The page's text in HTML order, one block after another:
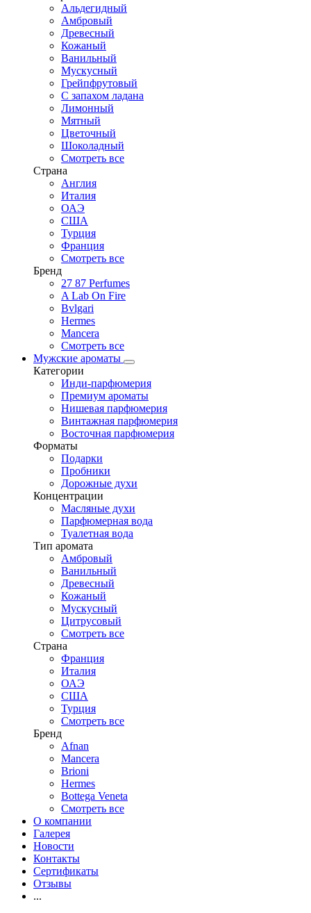
Альдегидный
Амбровый
Древесный
Кожаный
Ванильный
Мускусный
Грейпфрутовый
С запахом ладана
Лимонный
Мятный
Цветочный
Шоколадный
Смотреть все
Страна
Англия
Италия
ОАЭ
США
Турция
Франция
Смотреть все
Бренд
27 87 Perfumes
A Lab On Fire
Bvlgari
Hermes
Mancera
Смотреть все
Мужские ароматы
Категории
Инди-парфюмерия
Премиум ароматы
Нишевая парфюмерия
Винтажная парфюмерия
Восточная парфюмерия
Форматы
Подарки
Пробники
Дорожные духи
Концентрации
Масляные духи
Парфюмерная вода
Туалетная вода
Тип аромата
Амбровый
Ванильный
Древесный
Кожаный
Мускусный
Цитрусовый
Смотреть все
Страна
Франция
Италия
ОАЭ
США
Турция
Смотреть все
Бренд
Afnan
Mancera
Brioni
Hermes
Bottega Veneta
Смотреть все
О компании
Галерея
Новости
Контакты
Сертификаты
Отзывы
...